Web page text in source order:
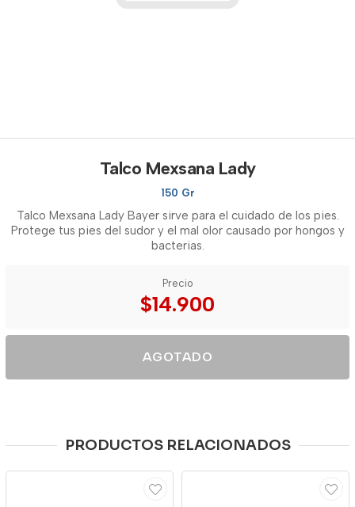
Talco Mexsana Lady
150 Gr
Talco Mexsana Lady Bayer sirve para el cuidado de los pies.
Protege tus pies del sudor y el mal olor causado por hongos y
bacterias.
Precio
$14.900
AGOTADO
PRODUCTOS RELACIONADOS